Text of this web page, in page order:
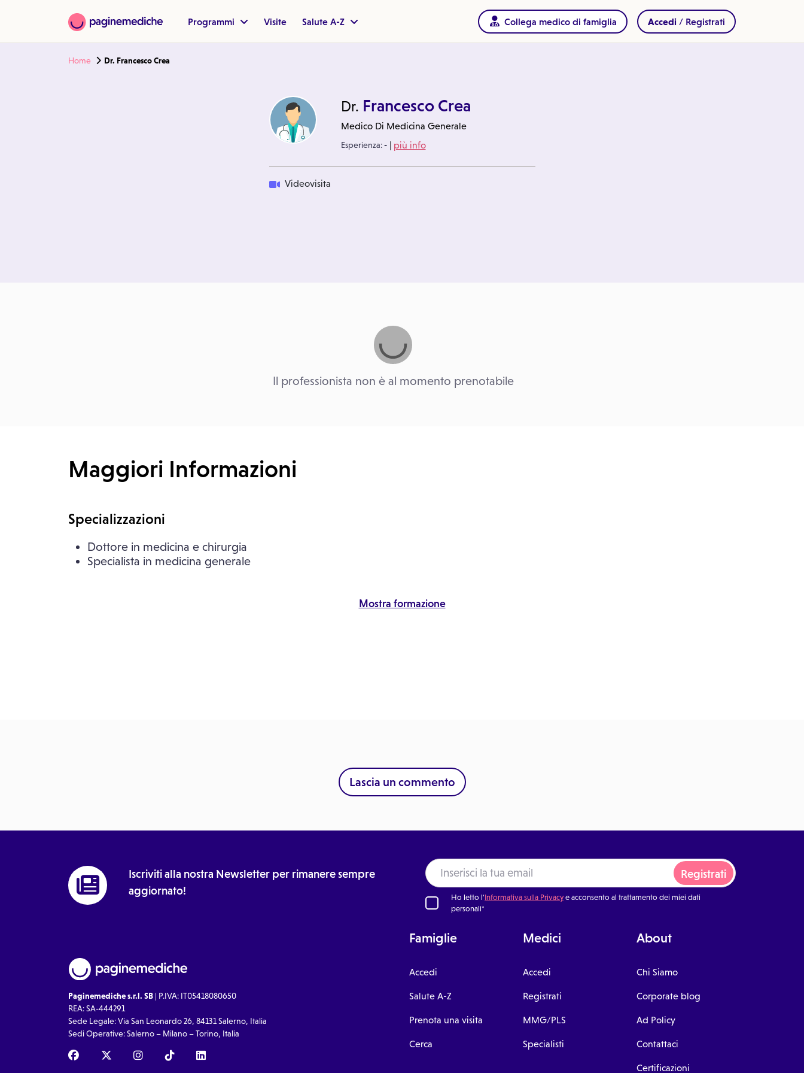
Programmi Visite Salute A-Z Collega medico di famiglia Accedi / Registrati
Home Dr. Francesco Crea
Dr. Francesco Crea
Medico Di Medicina Generale
Esperienza:-| più info
Videovisita
Il professionista non è al momento prenotabile
Maggiori Informazioni
Specializzazioni
Dottore in medicina e chirurgia
Specialista in medicina generale
Mostra formazione
Lascia un commento
Iscriviti alla nostra Newsletter per rimanere sempre
aggiornato!
Registrati
Ho letto l'Informativa sulla Privacye acconsento al trattamento dei miei dati
personali*
Paginemediche s.r.l. SB | P.IVA: IT05418080650
REA: SA-444291
Sede Legale: Via San Leonardo 26, 84131 Salerno, Italia
Sedi Operative: Salerno – Milano – Torino, Italia
Famiglie
Accedi
Salute A-Z
Prenota una visita
Cerca
Medici
Accedi
Registrati
MMG/PLS
Specialisti
About
Chi Siamo
Corporate blog
Ad Policy
Contattaci
Certificazioni